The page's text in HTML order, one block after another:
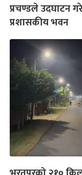
प्रचण्डले उदघाटन
प्रशासकीय भवन